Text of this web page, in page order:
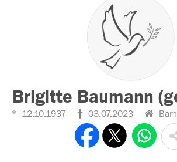
Brigitte Baumann
12.10.1937 03.07.2023